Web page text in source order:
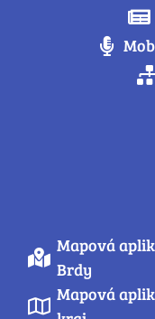
Mapová
Brdy
Mapová